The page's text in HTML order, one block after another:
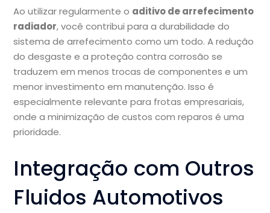
Ao utilizar regularmente o aditivo de arrefecimento
radiador, você contribui para a durabilidade do
sistema de arrefecimento como um todo. A redução
do desgaste e a proteção contra corrosão se
traduzem em menos trocas de componentes e um
menor investimento em manutenção. Isso é
especialmente relevante para frotas empresariais,
onde a minimização de custos com reparos é uma
prioridade.
Integração com Outros
Fluidos Automotivos